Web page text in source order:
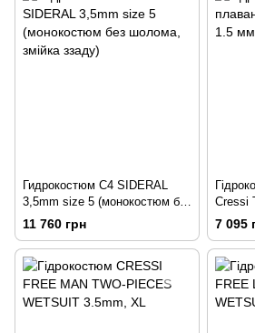
Гидрокостюм С4 SIDERAL
3,5mm size 5 (монокостюм без
шолома, змійка ззаду)
11 760 грн
Cressi
7 095